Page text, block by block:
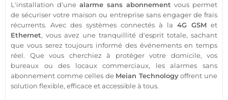
L'installation d'une alarme sans abonnement vous permet
de sécuriser votre maison ou entreprise sans engager de frais
récurrents. Avec des systèmes connectés à la 4G GSM et
Ethernet, vous avez une tranquillité d'esprit totale, sachant
que vous serez toujours informé des événements en temps
réel. Que vous cherchiez à protégervotre domicile, vos
bureaux ou des locaux commerciaux, les alarmes sans
abonnement comme celles de Meian Technologyoffrent une
solution flexible, efficace et accessible à tous.